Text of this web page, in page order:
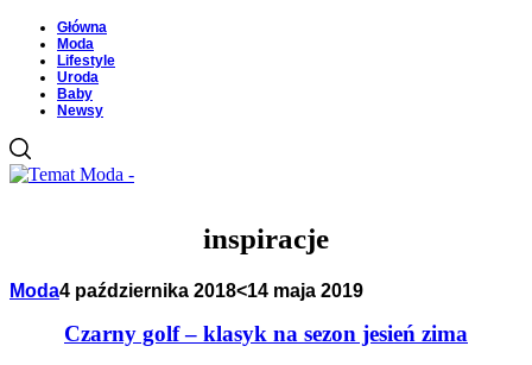
Główna
Moda
Lifestyle
Uroda
Baby
Newsy
inspiracje
Moda4 października 2018<14 maja 2019
Czarny golf – klasyk na sezon jesień zima